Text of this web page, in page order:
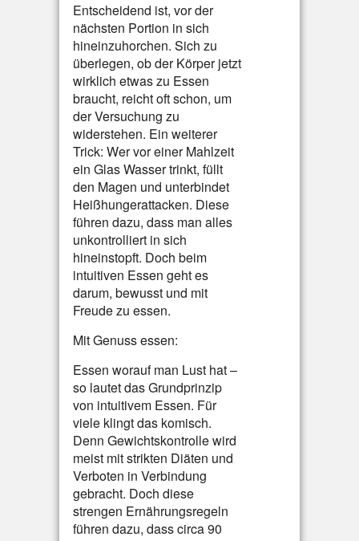
Entscheidend ist, vor der
nächsten Portion in sich
hineinzuhorchen. Sich zu
überlegen, ob der Körper jetzt
wirklich etwas zu Essen
braucht, reicht oft schon, um
der Versuchung zu
widerstehen. Ein weiterer
Trick: Wer vor einer Mahlzeit
ein Glas Wasser trinkt, füllt
den Magen und unterbindet
Heißhungerattacken. Diese
führen dazu, dass man alles
unkontrolliert in sich
hineinstopft. Doch beim
intuitiven Essen geht es
darum, bewusst und mit
Freude zu essen.
Mit Genuss essen:
Essen worauf man Lust hat –
so lautet das Grundprinzip
von intuitivem Essen. Für
viele klingt das komisch.
Denn Gewichtskontrolle wird
meist mit strikten Diäten und
Verboten in Verbindung
gebracht. Doch diese
strengen Ernährungsregeln
führen dazu, dass circa 90